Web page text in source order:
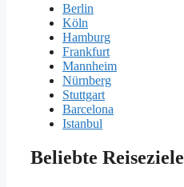
Berlin
Köln
Hamburg
Frankfurt
Mannheim
Nürnberg
Stuttgart
Barcelona
Istanbul
Beliebte Reiseziele